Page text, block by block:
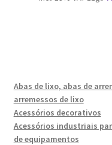
Abas de lixo, abas de
arremessos de lixo
Acessórios decorativos
Acessórios industriais
de equipamentos